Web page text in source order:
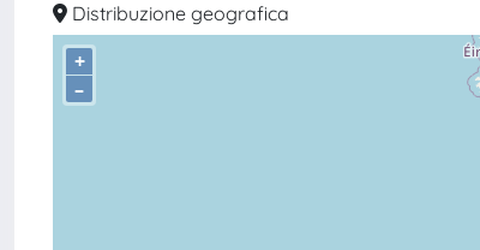
Distribuzione geografica
+
–